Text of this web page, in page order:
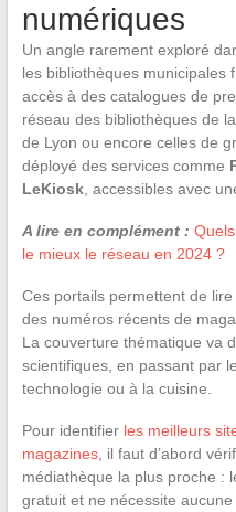
numériques
Un angle rarement exploré
les bibliothèques municipales
accès à des catalogues de
réseau des bibliothèques de
de Lyon ou encore celles de
déployé des services comme
LeKiosk, accessibles avec
A lire en complément :
le mieux le réseau en 2024 ?
Ces portails permettent de
des numéros récents de
La couverture thématique va
scientifiques, en passant par
technologie ou à la cuisine.
Pour identifier les meilleurs
magazines, il faut d’abord
médiathèque la plus proche :
gratuit et ne nécessite